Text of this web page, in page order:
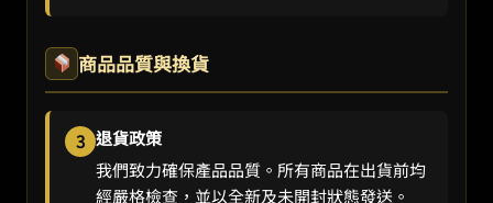
商品品質與換貨
3 退貨政策
我們致力確保產品品質。所有商品在出貨前均
經嚴格檢查，並以全新及未開封狀態發送。